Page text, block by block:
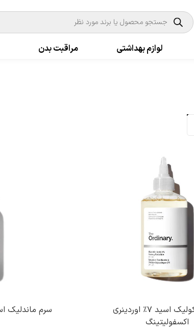
Products
search
لوازم بهداشتی مراقبت بدن
تونر گلیکولیک اسید 7% اوردینری
اکسفولیتینگ